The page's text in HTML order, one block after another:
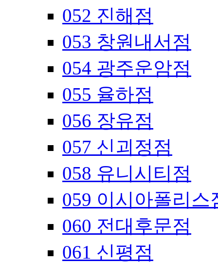
052 진해점
053 창원내서점
054 광주운암점
055 율하점
056 장유점
057 신괴정점
058 유니시티점
059 이시아폴리스
060 전대후문점
061 신평점